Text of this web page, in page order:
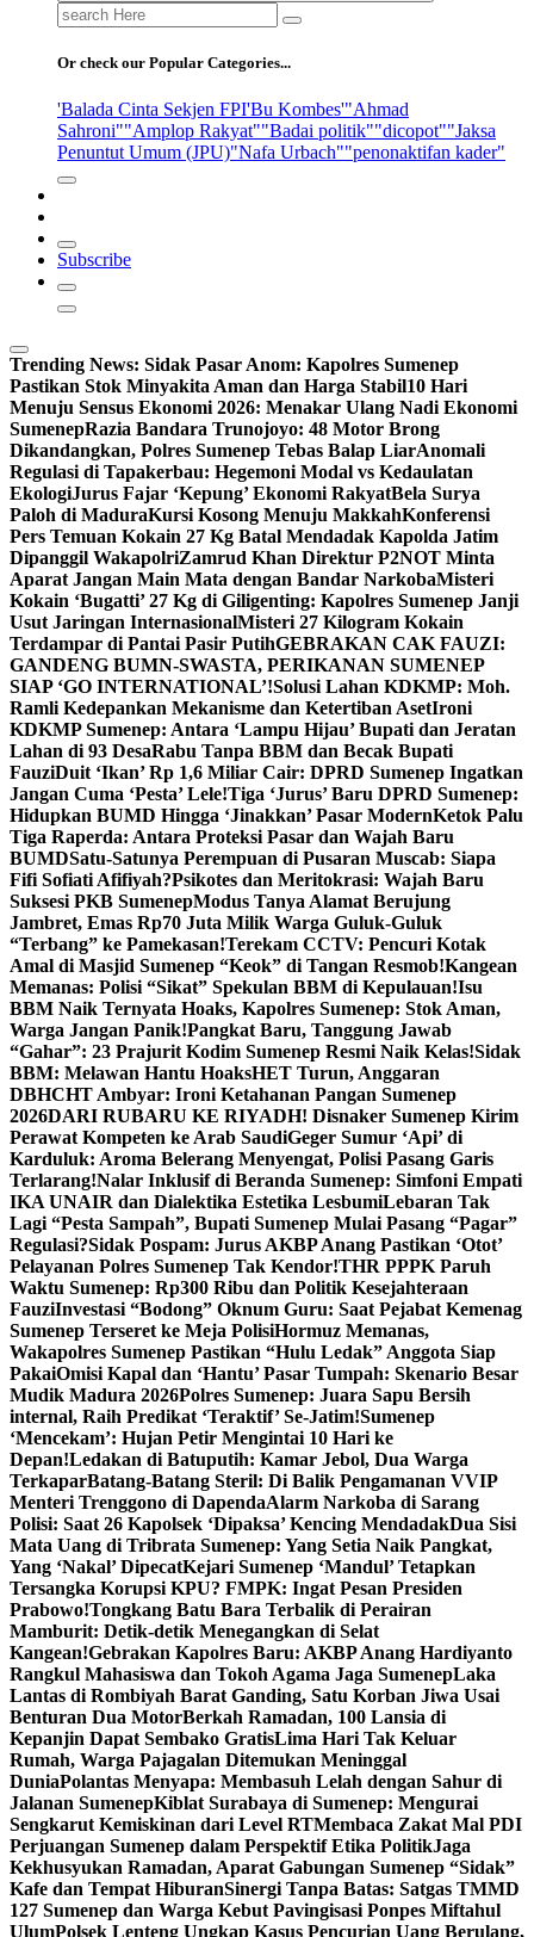
Search
for:
Or check our Popular Categories...
'Balada Cinta Sekjen FPI'Bu Kombes'"Ahmad
Sahroni""Amplop Rakyat""Badai politik""dicopot""Jaksa
Penuntut Umum (JPU)"Nafa Urbach""penonaktifan kader"
Subscribe
Trending News: Sidak Pasar Anom: Kapolres Sumenep
Pastikan Stok Minyakita Aman dan Harga Stabil10 Hari
Menuju Sensus Ekonomi 2026: Menakar Ulang Nadi Ekonomi
SumenepRazia Bandara Trunojoyo: 48 Motor Brong
Dikandangkan, Polres Sumenep Tebas Balap LiarAnomali
Regulasi di Tapakerbau: Hegemoni Modal vs Kedaulatan
EkologiJurus Fajar ‘Kepung’ Ekonomi RakyatBela Surya
Paloh di MaduraKursi Kosong Menuju MakkahKonferensi
Pers Temuan Kokain 27 Kg Batal Mendadak Kapolda Jatim
Dipanggil WakapolriZamrud Khan Direktur P2NOT Minta
Aparat Jangan Main Mata dengan Bandar NarkobaMisteri
Kokain ‘Bugatti’ 27 Kg di Giligenting: Kapolres Sumenep Janji
Usut Jaringan InternasionalMisteri 27 Kilogram Kokain
Terdampar di Pantai Pasir PutihGEBRAKAN CAK FAUZI:
GANDENG BUMN-SWASTA, PERIKANAN SUMENEP
SIAP ‘GO INTERNATIONAL’!Solusi Lahan KDKMP: Moh.
Ramli Kedepankan Mekanisme dan Ketertiban AsetIroni
KDKMP Sumenep: Antara ‘Lampu Hijau’ Bupati dan Jeratan
Lahan di 93 DesaRabu Tanpa BBM dan Becak Bupati
FauziDuit ‘Ikan’ Rp 1,6 Miliar Cair: DPRD Sumenep Ingatkan
Jangan Cuma ‘Pesta’ Lele!Tiga ‘Jurus’ Baru DPRD Sumenep:
Hidupkan BUMD Hingga ‘Jinakkan’ Pasar ModernKetok Palu
Tiga Raperda: Antara Proteksi Pasar dan Wajah Baru
BUMDSatu-Satunya Perempuan di Pusaran Muscab: Siapa
Fifi Sofiati Afifiyah?Psikotes dan Meritokrasi: Wajah Baru
Suksesi PKB SumenepModus Tanya Alamat Berujung
Jambret, Emas Rp70 Juta Milik Warga Guluk-Guluk
“Terbang” ke Pamekasan!Terekam CCTV: Pencuri Kotak
Amal di Masjid Sumenep “Keok” di Tangan Resmob!Kangean
Memanas: Polisi “Sikat” Spekulan BBM di Kepulauan!Isu
BBM Naik Ternyata Hoaks, Kapolres Sumenep: Stok Aman,
Warga Jangan Panik!Pangkat Baru, Tanggung Jawab
“Gahar”: 23 Prajurit Kodim Sumenep Resmi Naik Kelas!Sidak
BBM: Melawan Hantu HoaksHET Turun, Anggaran
DBHCHT Ambyar: Ironi Ketahanan Pangan Sumenep
2026DARI RUBARU KE RIYADH! Disnaker Sumenep Kirim
Perawat Kompeten ke Arab SaudiGeger Sumur ‘Api’ di
Karduluk: Aroma Belerang Menyengat, Polisi Pasang Garis
Terlarang!Nalar Inklusif di Beranda Sumenep: Simfoni Empati
IKA UNAIR dan Dialektika Estetika LesbumiLebaran Tak
Lagi “Pesta Sampah”, Bupati Sumenep Mulai Pasang “Pagar”
Regulasi?Sidak Pospam: Jurus AKBP Anang Pastikan ‘Otot’
Pelayanan Polres Sumenep Tak Kendor!THR PPPK Paruh
Waktu Sumenep: Rp300 Ribu dan Politik Kesejahteraan
FauziInvestasi “Bodong” Oknum Guru: Saat Pejabat Kemenag
Sumenep Terseret ke Meja PolisiHormuz Memanas,
Wakapolres Sumenep Pastikan “Hulu Ledak” Anggota Siap
PakaiOmisi Kapal dan ‘Hantu’ Pasar Tumpah: Skenario Besar
Mudik Madura 2026Polres Sumenep: Juara Sapu Bersih
internal, Raih Predikat ‘Teraktif’ Se-Jatim!Sumenep
‘Mencekam’: Hujan Petir Mengintai 10 Hari ke
Depan!Ledakan di Batuputih: Kamar Jebol, Dua Warga
TerkaparBatang-Batang Steril: Di Balik Pengamanan VVIP
Menteri Trenggono di DapendaAlarm Narkoba di Sarang
Polisi: Saat 26 Kapolsek ‘Dipaksa’ Kencing MendadakDua Sisi
Mata Uang di Tribrata Sumenep: Yang Setia Naik Pangkat,
Yang ‘Nakal’ DipecatKejari Sumenep ‘Mandul’ Tetapkan
Tersangka Korupsi KPU? FMPK: Ingat Pesan Presiden
Prabowo!Tongkang Batu Bara Terbalik di Perairan
Mamburit: Detik-detik Menegangkan di Selat
Kangean!Gebrakan Kapolres Baru: AKBP Anang Hardiyanto
Rangkul Mahasiswa dan Tokoh Agama Jaga SumenepLaka
Lantas di Rombiyah Barat Ganding, Satu Korban Jiwa Usai
Benturan Dua MotorBerkah Ramadan, 100 Lansia di
Kepanjin Dapat Sembako GratisLima Hari Tak Keluar
Rumah, Warga Pajagalan Ditemukan Meninggal
DuniaPolantas Menyapa: Membasuh Lelah dengan Sahur di
Jalanan SumenepKiblat Surabaya di Sumenep: Mengurai
Sengkarut Kemiskinan dari Level RTMembaca Zakat Mal PDI
Perjuangan Sumenep dalam Perspektif Etika PolitikJaga
Kekhusyukan Ramadan, Aparat Gabungan Sumenep “Sidak”
Kafe dan Tempat HiburanSinergi Tanpa Batas: Satgas TMMD
127 Sumenep dan Warga Kebut Pavingisasi Ponpes Miftahul
UlumPolsek Lenteng Ungkap Kasus Pencurian Uang Berulang,